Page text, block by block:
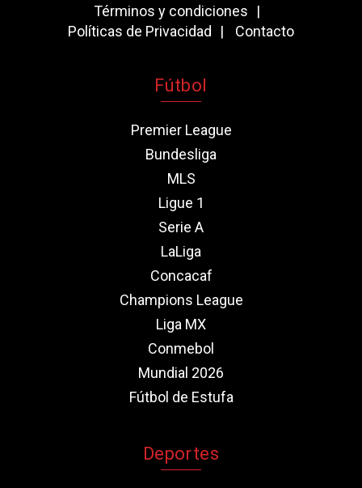
Términos y condiciones
Políticas de Privacidad
Contacto
Fútbol
Premier League
Bundesliga
MLS
Ligue 1
Serie A
LaLiga
Concacaf
Champions League
Liga MX
Conmebol
Mundial 2026
Fútbol de Estufa
Deportes